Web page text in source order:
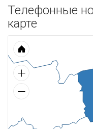
Телефонные
карте